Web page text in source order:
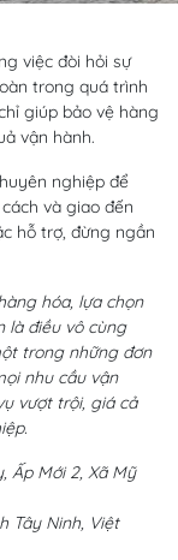
việc đòi hỏi sự
trong quá trình
giúp bảo vệ hàng
vận hành.
nghiệp để
và giao đến
hỗ trợ, đừng ngần
hóa, lựa chọn
là điều vô cùng
trong những đơn
nhu cầu vận
vượt trội, giá cả
Ấp Mới 2, Xã Mỹ
Tây Ninh, Việt